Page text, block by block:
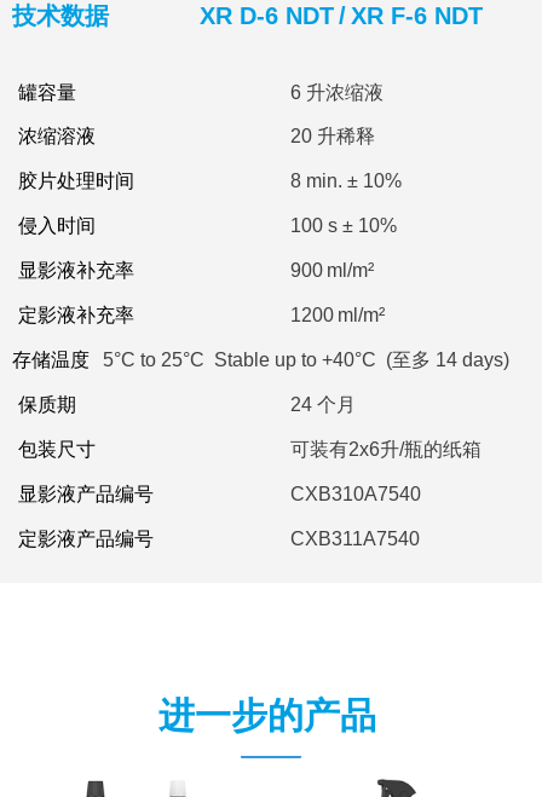
5°C to 25°C Stable up to +40°C (至多 14 days)
XR D-6 NDT / XR F-6 NDT
可装有2x6升/瓶的纸箱
显影液产品编号
定影液产品编号
CXB310A7540
CXB311A7540
8 min. ± 10%
胶片处理时间
显影液补充率
定影液补充率
100 s ± 10%
1200 ml/m²
6 升浓缩液
900 ml/m²
20 升稀释
技术数据
浓缩溶液
侵入时间
存储温度
包装尺寸
24 个月
罐容量
保质期
进一步的产品